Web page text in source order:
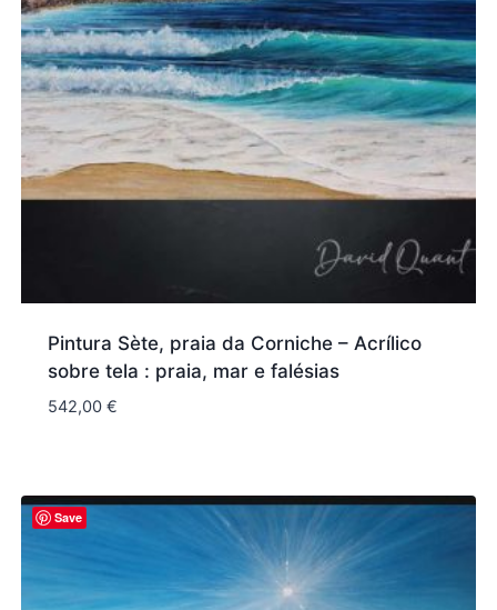
Pintura Sète, praia da Corniche – Acrílico
sobre tela : praia, mar e falésias
542,00€
Save